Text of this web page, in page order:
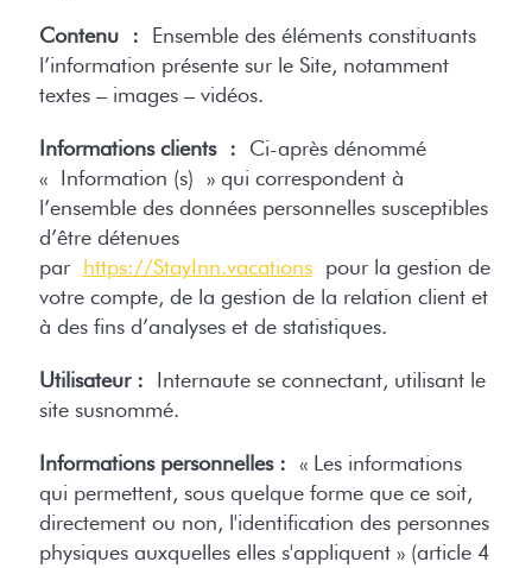
Contenu : Ensemble des éléments constituants
l’information présente sur le Site, notamment
textes – images – vidéos.
Informations clients : Ci-après dénommé
« Information (s) » qui correspondent à
l’ensemble des données personnelles susceptibles
d’être détenues
par https://StayInn.vacationspour la gestion de
votre compte, de la gestion de la relation client et
à des fins d’analyses et de statistiques.
Utilisateur : Internaute se connectant, utilisant le
site susnommé.
Informations personnelles : « Les informations
qui permettent, sous quelque forme que ce soit,
directement ou non, l'identification des personnes
physiques auxquelles elles s'appliquent » (article 4